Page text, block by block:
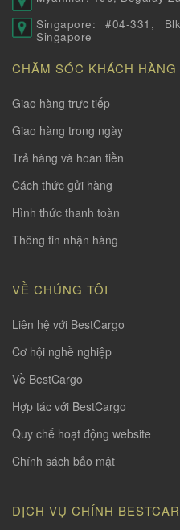
Singapore: #04-331,
Singapore
CHĂM SÓC KHÁCH HÀNG
Giao hàng trực tiếp
Giao hàng trong ngày
Trả hàng và hoàn tiền
Cách thức gửi hàng
Hình thức thanh toàn
Thông tin nhận hàng
VỀ CHÚNG TÔI
Liên hệ với BestCargo
Cơ hội nghề nghiệp
Về BestCargo
Hợp tác với BestCargo
Quy chế hoạt động website
Chính sách bảo mật
DỊCH VỤ CHÍNH